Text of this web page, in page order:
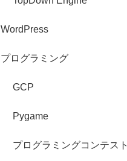
WordPress
プログラミング
GCP
Pygame
プログラミングコンテスト